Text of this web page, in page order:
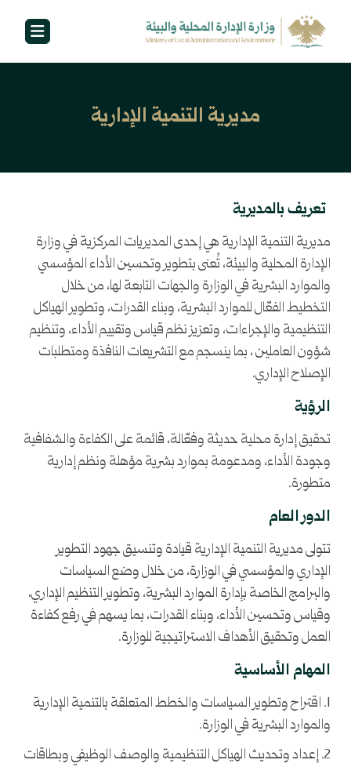
مديرية التنمية الإدارية
تعريف بالمديرية
مديرية التنمية الإدارية هي إحدى المديريات المركزية في وزارة
الإدارة المحلية والبيئة، تُعنى بتطوير وتحسين الأداء المؤسسي
والموارد البشرية في الوزارة والجهات التابعة لها، من خلال
التخطيط الفعّال للموارد البشرية، وبناء القدرات، وتطوير الهياكل
التنظيمية والإجراءات، وتعزيز نظم قياس وتقييم الأداء، وتنظيم
شؤون العاملين ، بما ينسجم مع التشريعات النافذة ومتطلبات
الإصلاح الإداري.
الرؤية
تحقيق إدارة محلية حديثة وفعّالة، قائمة على الكفاءة والشفافية
وجودة الأداء، ومدعومة بموارد بشرية مؤهلة ونظم إدارية
متطورة.
الدور العام
تتولى مديرية التنمية الإدارية قيادة وتنسيق جهود التطوير
الإداري والمؤسسي في الوزارة، من خلال وضع السياسات
والبرامج الخاصة بإدارة الموارد البشرية، وتطوير التنظيم الإداري،
وقياس وتحسين الأداء، وبناء القدرات، بما يسهم في رفع كفاءة
العمل وتحقيق الأهداف الاستراتيجية للوزارة.
المهام الأساسية
1. اقتراح وتطوير السياسات والخطط المتعلقة بالتنمية الإدارية
والموارد البشرية في الوزارة.
2. إعداد وتحديث الهياكل التنظيمية والوصف الوظيفي وبطاقات